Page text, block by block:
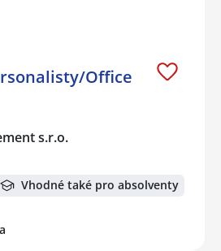
Office
s.r.o.
Vhodné také pro absolventy